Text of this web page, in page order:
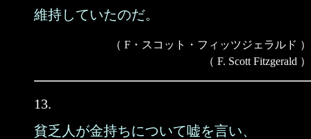
維持していたのだ。
（ F・スコット・フィッツジェラルド ）
（ F. Scott Fitzgerald ）
13.
貧乏人が金持ちについて嘘を言い、